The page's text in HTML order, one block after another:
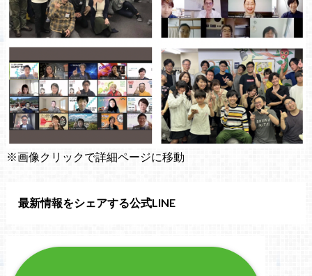
※画像クリックで詳細ページに移動
最新情報をシェアする公式LINE